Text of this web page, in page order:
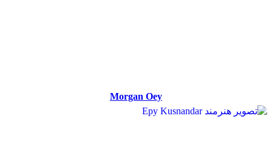
Morgan Oey